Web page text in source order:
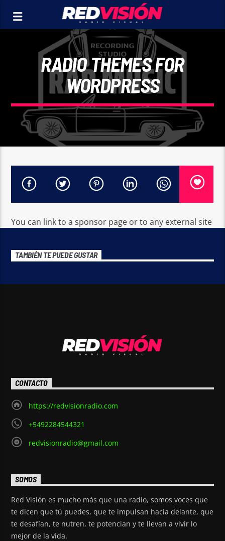
RADIO THEMES FOR
WORDPRESS
You can link to a sponsor page or to any external site
TAMBIÉN TE PUEDE GUSTAR
CONTACTO
https://redvisionradio.com
+5492284544321
redvisionradio@gmail.com
SOMOS
Red Visión es mucho más que una radio, somos voces que
te dicen que tú puedes, que te impulsan hacia delante, que
te desafían, te nutren, te potencian y te llevan a vivir lo
mejor de la vida.